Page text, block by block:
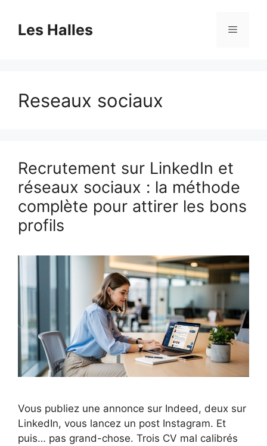
contenuLes Halles Menu
Reseaux sociaux
Recrutement sur LinkedIn et
réseaux sociaux : la méthode
complète pour attirer les bons
profils
Vous publiez une annonce sur Indeed, deux sur
LinkedIn, vous lancez un post Instagram. Et
puis… pas grand-chose. Trois CV mal calibrés